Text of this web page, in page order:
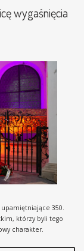
wygaśnięcia
350.
którzy byli tego
charakter.